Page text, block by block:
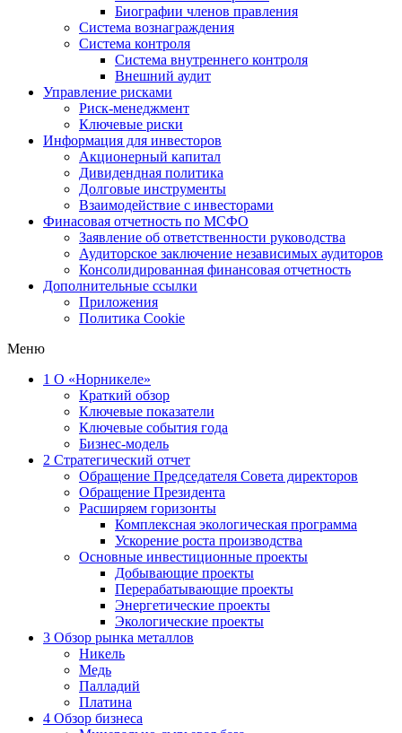
Биографии членов правления
Система вознаграждения
Система контроля
Система внутреннего контроля
Внешний аудит
Управление рисками
Риск-менеджмент
Ключевые риски
Информация для инвесторов
Акционерный капитал
Дивидендная политика
Долговые инструменты
Взаимодействие с инвеcторами
Финасовая отчетность по МСФО
Заявление об ответственности руководства
Аудиторское заключение независимых аудиторов
Консолидированная финансовая отчетность
Дополнительные ссылки
Приложения
Политика Cookie
Меню
1 О «Норникеле»
Краткий обзор
Ключевые показатели
Ключевые события года
Бизнес-модель
2 Стратегический отчет
Обращение Председателя Совета директоров
Обращение Президента
Расширяем горизонты
Комплексная экологическая программа
Ускорение роста производства
Основные инвестиционные проекты
Добывающие проекты
Перерабатывающие проекты
Энергетические проекты
Экологические проекты
3 Обзор рынка металлов
Никель
Медь
Палладий
Платина
4 Обзор бизнеса